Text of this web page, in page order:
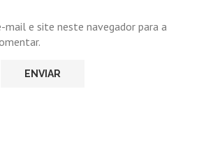
mail e site neste navegador para a